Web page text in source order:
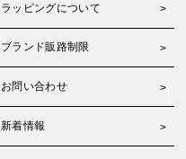
ラッピングについて
ブランド販路制限
お問い合わせ
新着情報